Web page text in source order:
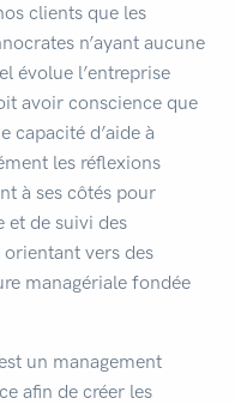
clients que les
n’ayant aucune
évolue l’entreprise
avoir conscience que
capacité d’aide à
les réflexions
à ses côtés pour
et de suivi des
vers des
managériale fondée
un management
afin de créer les